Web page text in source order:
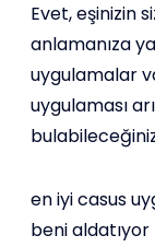
Evet, eşinizin
anlamanıza
uygulamalar
uygulaması
en iyi casus
beni